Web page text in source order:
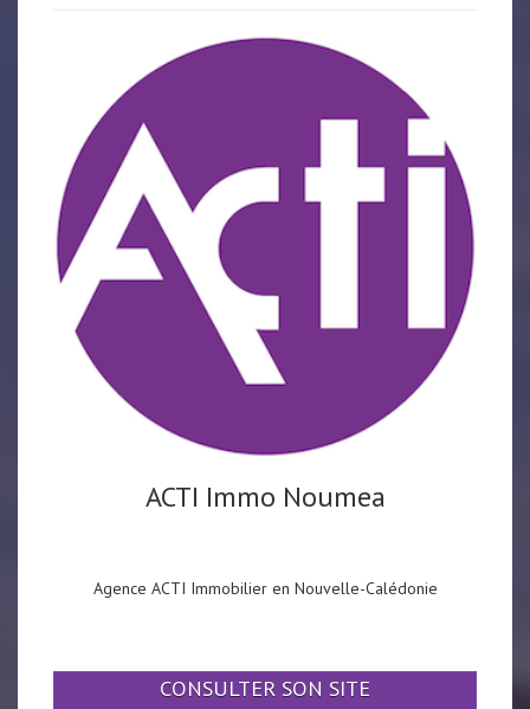
ACTI Immo Noumea
Agence ACTI Immobilier en Nouvelle-Calédonie
CONSULTER SON SITE